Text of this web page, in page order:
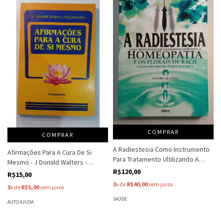
COMPRAR
Afirmações Para A Cura De Si
Mesmo - J Donald Walters -
Kriyananda
R$15,00
3x de R$5,00sem juros
AUTO AJUDA
COMPRAR
A Radiestesia Como Instrumento
Para Tratamento Ultilizando A
Homeopatia E Florais De Bach
Radiônico - Rogério De Paula
R$120,00
3x de R$40,00sem juros
SAÚDE